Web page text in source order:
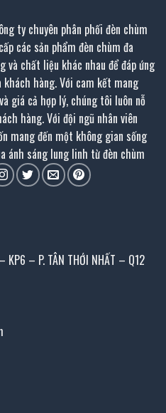
ty chuyên phân phối đèn chùm
các sản phẩm đèn chùm đa
và chất liệu khác nhau để đáp ứng
hàng. Với cam kết mang
giá cả hợp lý, chúng tôi luôn nỗ
hàng. Với đội ngũ nhân viên
mang đến một không gian sống
ánh sáng lung linh từ đèn chùm
KP6 – P. TÂN THỚI NHẤT – Q12